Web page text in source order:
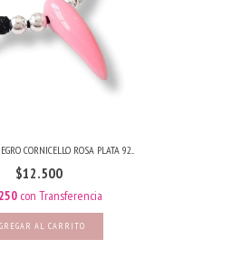
CORNICELLO ROSA PLATA 92...
$12.500
con Transferencia